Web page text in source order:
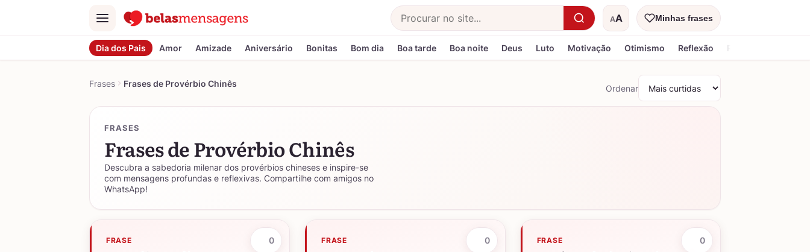
Menu
Buscar AA
Tamanho do textoMinhas frases
Dia dos Pais Amor Amizade Aniversário Bonitas Bom dia Boa tarde Boa noite Deus Luto Motivação Otimismo Reflexão Religiosa
Frases Frases de Provérbio Chinês Ordenar
FRASES
Frases de Provérbio Chinês
Descubra a sabedoria milenar dos provérbios chineses e inspire-se
com mensagens profundas e reflexivas. Compartilhe com amigos no
WhatsApp!
FRASE 0 FRASE 0 FRASE 0